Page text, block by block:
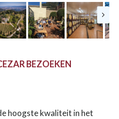
BEZOEKEN
hoogste kwaliteit in het